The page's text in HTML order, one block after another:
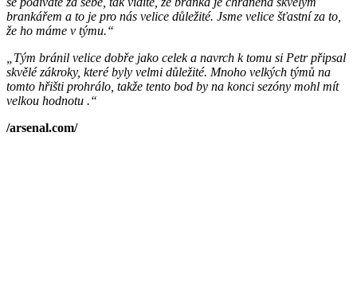
brankářem a to je pro nás velice důležité. Jsme velice šťastní za to,
že ho máme v týmu.“
„Tým bránil velice dobře jako celek a navrch k tomu si Petr připsal
skvělé zákroky, které byly velmi důležité. Mnoho velkých týmů na
tomto hřišti prohrálo, takže tento bod by na konci sezóny mohl mít
velkou hodnotu .“
/arsenal.com/